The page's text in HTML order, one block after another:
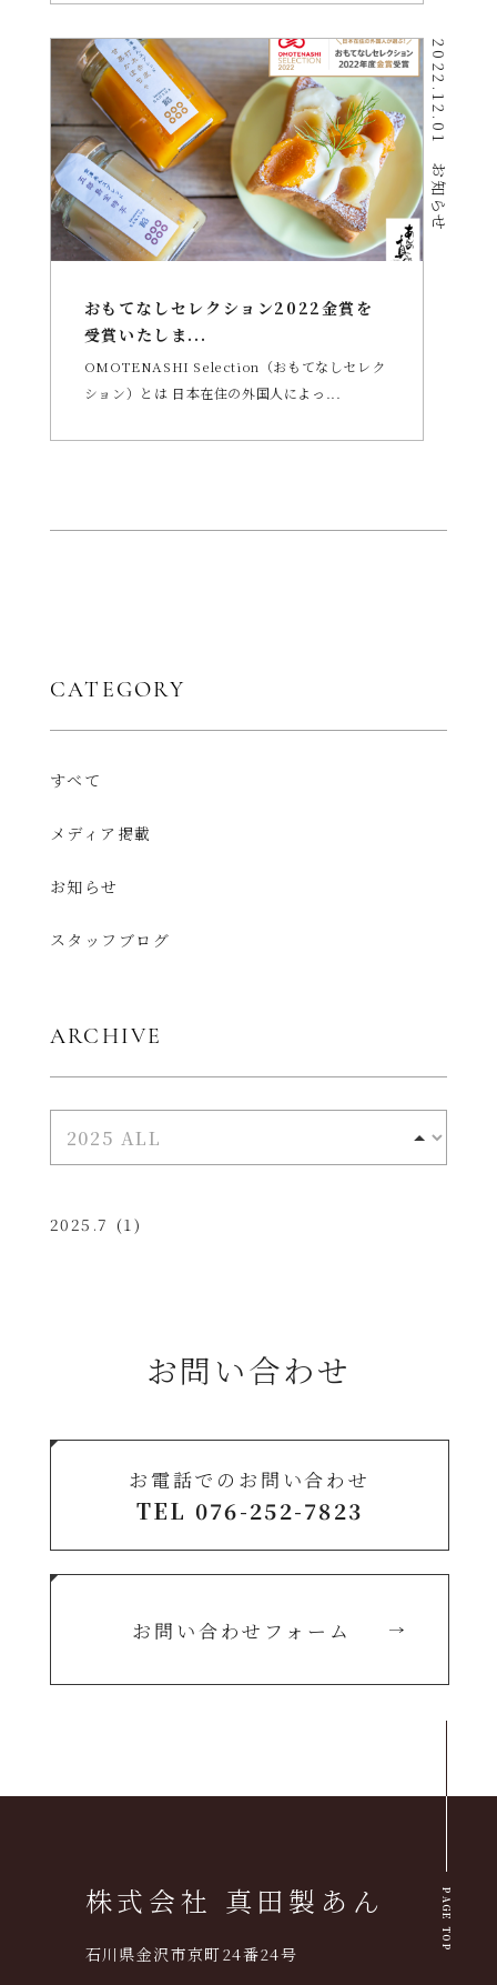
2022.12.01
お知らせ
おもてなしセレクション2022金賞を
受賞いたしま...
OMOTENASHI Selection（おもてなしセレク
ション）とは 日本在住の外国人によっ...
CATEGORY
すべて
メディア掲載
お知らせ
スタッフブログ
ARCHIVE
2025.7 (1)
お問い合わせ
お電話でのお問い合わせ
TEL 076-252-7823
お問い合わせフォーム
PAGE TOP
株式会社 真田製あん
石川県金沢市京町24番24号